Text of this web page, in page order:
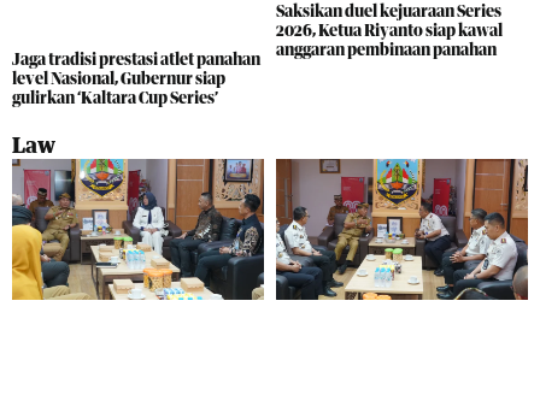
Jaga tradisi prestasi atlet panahan
level Nasional, Gubernur siap
gulirkan ‘Kaltara Cup Series’
Saksikan duel kejuaraan Series
2026, Ketua Riyanto siap kawal
anggaran pembinaan panahan
Law